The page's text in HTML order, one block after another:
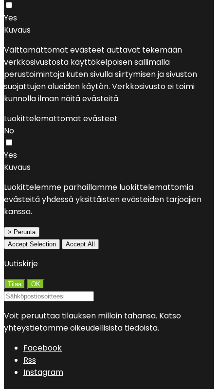
Yes
Kuvaus
Välttämättömät evästeet auttavat tekemään
verkkosivustosta käyttökelpoisen sallimalla
perustoimintoja kuten sivulla siirtymisen ja sivuston
suojattujen alueiden käytön. Verkkosivusto ei toimi
kunnolla ilman näitä evästeitä.
Luokittelemattomat evästeet
No
Yes
Kuvaus
Luokittelemme parhaillamme luokittelemattomia
evästeitä yhdessä yksittäisten evästeiden tarjoajien
kanssa.
> Peruuta
Accept Selection
Accept All
Uutiskirje
Voit peruuttaa tilauksen milloin tahansa. Katso
yhteystietomme oikeudellisista tiedoista.
Facebook
Rss
Instagram